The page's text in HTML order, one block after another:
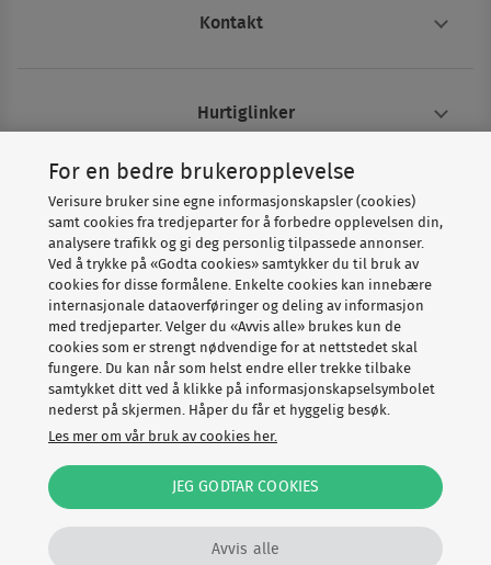
Kontakt
Hurtiglinker
Om Verisure
Copyright © Verisure 2026
Cookies Personvernerklæring
Vilkår, angrerett og klage Speak Up
For en bedre brukeropplevelse
Verisure bruker sine egne informasjonskapsler (cookies)
samt cookies fra tredjeparter for å forbedre opplevelsen din,
analysere trafikk og gi deg personlig tilpassede annonser.
Ved å trykke på «Godta cookies» samtykker du til bruk av
cookies for disse formålene. Enkelte cookies kan innebære
internasjonale dataoverføringer og deling av informasjon
med tredjeparter. Velger du «Avvis alle» brukes kun de
cookies som er strengt nødvendige for at nettstedet skal
fungere. Du kan når som helst endre eller trekke tilbake
samtykket ditt ved å klikke på informasjonskapselsymbolet
nederst på skjermen. Håper du får et hyggelig besøk.
Les mer om vår bruk av cookies her.
Avvis alle
JEG GODTAR COOKIES